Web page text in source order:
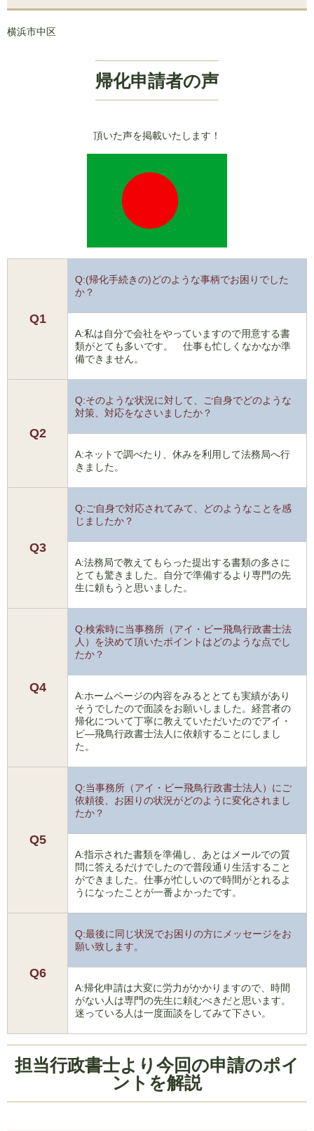
横浜市中区
帰化申請者の声
頂いた声を掲載いたします！
Q1
Q:(帰化手続きの)どのような事柄でお困りでした
か？
A:私は自分で会社をやっていますので用意する書
類がとても多いです。 仕事も忙しくなかなか準
備できません。
Q2
Q:そのような状況に対して、ご自身でどのような
対策、対応をなさいましたか？
A:ネットで調べたり、休みを利用して法務局へ行
きました。
Q3
Q:ご自身で対応されてみて、どのようなことを感
じましたか？
A:法務局で教えてもらった提出する書類の多さに
とても驚きました。自分で準備するより専門の先
生に頼もうと思いました。
Q4
Q:検索時に当事務所（アイ・ビー飛鳥行政書士法
人）を決めて頂いたポイントはどのような点でし
たか？
A:ホームページの内容をみるととても実績があり
そうでしたので面談をお願いしました。経営者の
帰化について丁寧に教えていただいたのでアイ・
ビ―飛鳥行政書士法人に依頼することにしまし
た。
Q5
Q:当事務所（アイ・ビー飛鳥行政書士法人）にご
依頼後、お困りの状況がどのように変化されまし
たか？
A:指示された書類を準備し、あとはメールでの質
問に答えるだけでしたので普段通り生活すること
ができました。仕事が忙しいので時間がとれるよ
うになったことが一番よかったです。
Q6
Q:最後に同じ状況でお困りの方にメッセージをお
願い致します。
A:帰化申請は大変に労力がかかりますので、時間
がない人は専門の先生に頼むべきだと思います。
迷っている人は一度面談をしてみて下さい。
担当行政書士より今回の申請のポイ
ントを解説